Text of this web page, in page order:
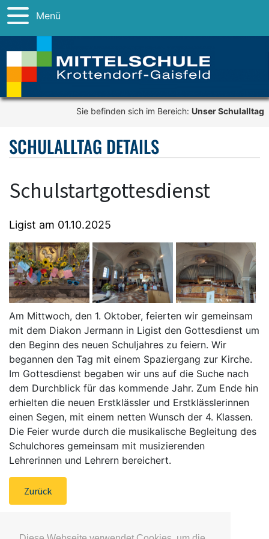
Menü
Sie befinden sich im Bereich: Unser Schulalltag
SCHULALLTAG DETAILS
Schulstartgottesdienst
Ligist am 01.10.2025
Am Mittwoch, den 1. Oktober, feierten wir gemeinsam
mit dem Diakon Jermann in Ligist den Gottesdienst um
den Beginn des neuen Schuljahres zu feiern. Wir
begannen den Tag mit einem Spaziergang zur Kirche.
Im Gottesdienst begaben wir uns auf die Suche nach
dem Durchblick für das kommende Jahr. Zum Ende hin
erhielten die neuen Erstklässler und Erstklässlerinnen
einen Segen, mit einem netten Wunsch der 4. Klassen.
Die Feier wurde durch die musikalische Begleitung des
Schulchores gemeinsam mit musizierenden
Lehrerinnen und Lehrern bereichert.
Zurück